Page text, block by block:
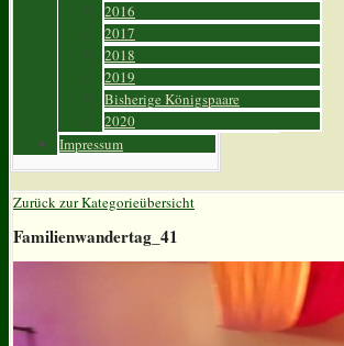
2016
2017
2018
2019
Bisherige Königspaare
2020
Impressum
Zurück zur Kategorieübersicht
Familienwandertag_41